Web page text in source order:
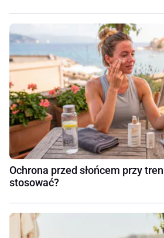
Ochrona przed słońcem przy
stosować?